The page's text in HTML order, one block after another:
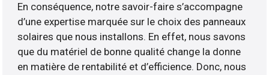
En conséquence, notre savoir-faire s’accompagne
d’une expertise marquée sur le choix des panneaux
solaires que nous installons. En effet, nous savons
que du matériel de bonne qualité change la donne
en matière de rentabilité et d’efficience. Donc, nous